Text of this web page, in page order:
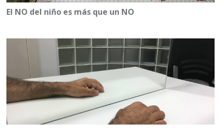
El NO del niño es más que un NO